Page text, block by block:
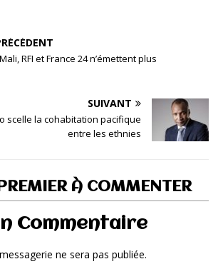
RFI et France 24 n’émettent plus
SUIVANT
scelle la cohabitation pacifique
entre les ethnies
À COMMENTER
Commentaire
ne sera pas publiée.